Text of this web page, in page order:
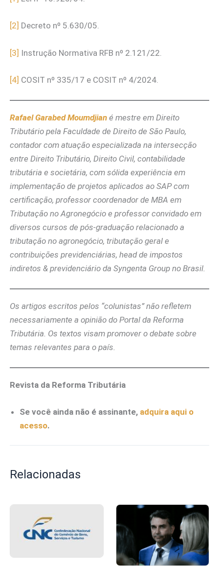
[2] Decreto nº 5.630/05.
[3] Instrução Normativa RFB nº 2.121/22.
[4] COSIT nº 335/17 e COSIT nº 4/2024.
Rafael Garabed Moumdjian é mestre em Direito
Tributário pela Faculdade de Direito de São Paulo,
contador com atuação especializada na intersecção
entre Direito Tributário, Direito Civil, contabilidade
tributária e societária, com sólida experiência em
implementação de projetos aplicados ao SAP com
certificação, professor coordenador de MBA em
Tributação no Agronegócio e professor convidado em
diversos cursos de pós-graduação relacionado a
tributação no agronegócio, tributação geral e
contribuições previdenciárias, head de impostos
indiretos & previdenciário da Syngenta Group no Brasil.
Os artigos escritos pelos “colunistas” não refletem
necessariamente a opinião do Portal da Reforma
Tributária. Os textos visam promover o debate sobre
temas relevantes para o país.
Revista da Reforma Tributária
Se você ainda não é assinante, adquira aqui o
acesso.
Relacionadas